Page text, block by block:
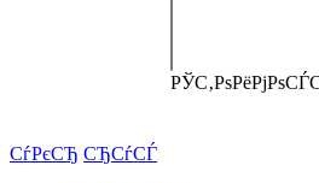
СѓРєСЂ СЂСѓСЃ